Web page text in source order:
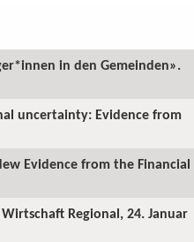
in den Gemeinden».
uncertainty: Evidence from
Evidence from the Financial
Regional, 24. Januar